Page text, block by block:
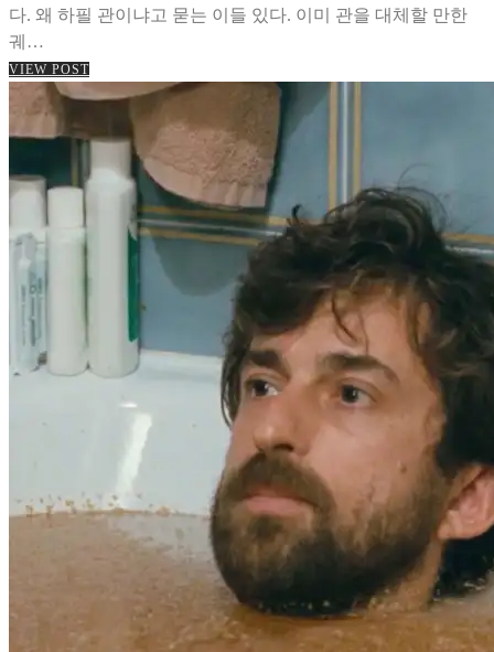
다. 왜 하필 관이냐고 묻는 이들 있다. 이미 관을 대체할 만한
궤…
VIEW POST